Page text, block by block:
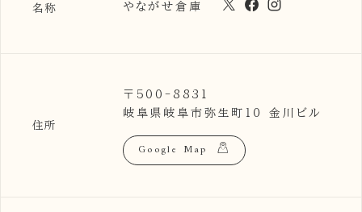
名称 やながせ倉庫
住所
〒500-8831
岐阜県岐阜市弥生町１０ 金川ビル
Google Map